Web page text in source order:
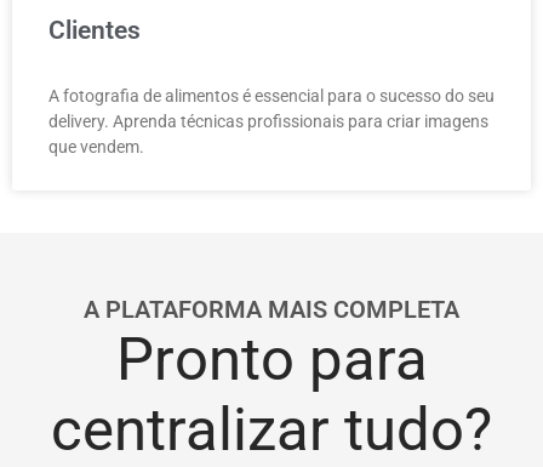
Clientes
A fotografia de alimentos é essencial para o sucesso do seu
delivery. Aprenda técnicas profissionais para criar imagens
que vendem.
A PLATAFORMA MAIS COMPLETA
Pronto para
centralizar tudo?